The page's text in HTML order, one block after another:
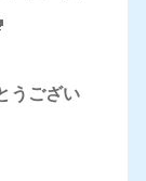
うござい